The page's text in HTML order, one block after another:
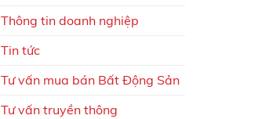
Thông tin doanh nghiệp
Tin tức
Tư vấn mua bán Bất Động Sản
Tư vấn truyền thông